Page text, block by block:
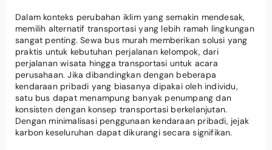
Dalam konteks perubahan iklim yang semakin mendesak,
memilih alternatif transportasi yang lebih ramah lingkungan
sangat penting. Sewa bus murah memberikan solusi yang
praktis untuk kebutuhan perjalanan kelompok, dari
perjalanan wisata hingga transportasi untuk acara
perusahaan. Jika dibandingkan dengan beberapa
kendaraan pribadi yang biasanya dipakai oleh individu,
satu bus dapat menampung banyak penumpang dan
konsisten dengan konsep transportasi berkelanjutan.
Dengan minimalisasi penggunaan kendaraan pribadi, jejak
karbon keseluruhan dapat dikurangi secara signifikan.